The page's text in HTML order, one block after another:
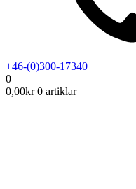
+46-(0)300-17340
0
0,00kr 0 artiklar